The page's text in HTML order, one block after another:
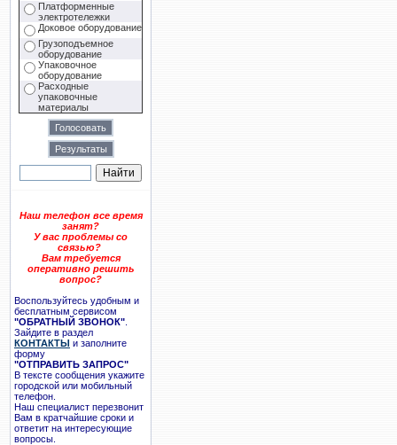
Платформенные
электротележки
Доковое оборудование
Грузоподъемное
оборудование
Упаковочное
оборудование
Расходные
упаковочные
материалы
Наш телефон все время
занят?
У вас проблемы со
связью?
Вам требуется
оперативно решить
вопрос?
Воспользуйтесь удобным и
бесплатным сервисом
"ОБРАТНЫЙ ЗВОНОК"
Зайдите в раздел
КОНТАКТЫ и заполните
форму
"ОТПРАВИТЬ ЗАПРОС"
В тексте сообщения укажите
городской или мобильный
телефон.
Наш специалист перезвонит
Вам в кратчайшие сроки и
ответит на интересующие
вопросы.